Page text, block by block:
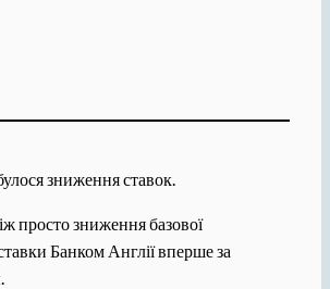
зниження ставок.
просто зниження базової
Банком Англії вперше за